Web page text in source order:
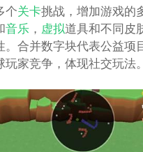
个关卡挑战，增加游戏的
音乐， 虚拟道具和不同皮
。合并数字块代表公益项
家竞争，体现社交玩法。